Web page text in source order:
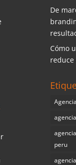
De
Cómo
reduce
peru